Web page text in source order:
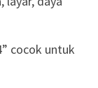
cocok untuk